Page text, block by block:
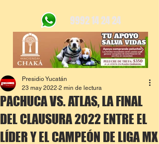
9992 14 24 24
PACHUCA VS. ATLAS, LA FINAL
DEL CLAUSURA 2022 ENTRE EL
LÍDER Y EL CAMPEÓN DE LIGA MX
Presidio Yucatán
23 may 2022 2 min de lectura